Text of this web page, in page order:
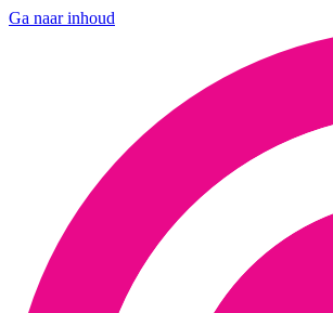
Ga naar inhoud